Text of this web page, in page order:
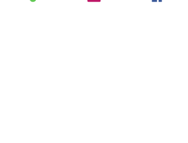
「無稱光」，因為它的光輝無法形容，無法命